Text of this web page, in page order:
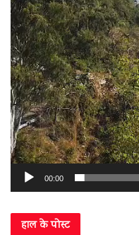
00:00
हाल के पोस्ट